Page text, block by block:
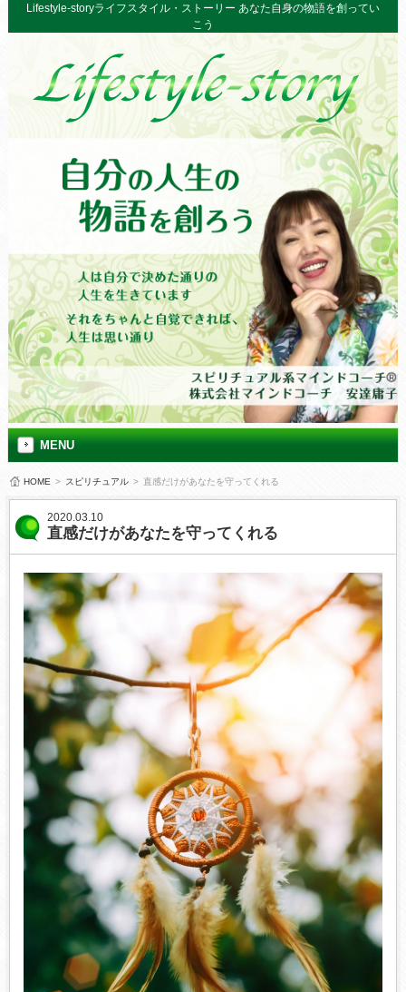
Lifestyle-storyライフスタイル・ストーリー あなた自身の物語を創ってい
こう
MENU
HOME > スピリチュアル > 直感だけがあなたを守ってくれる
2020.03.10
直感だけがあなたを守ってくれる